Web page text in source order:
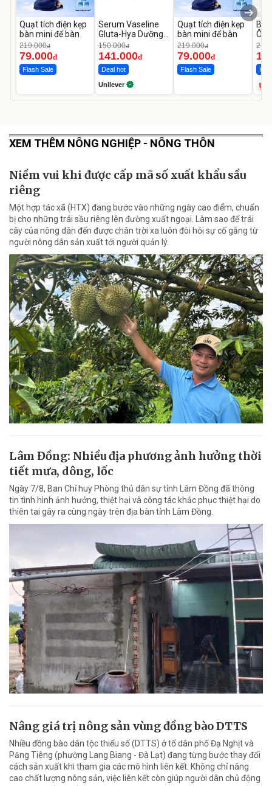
Quạt tích điện kẹp
bàn mini để bàn
219.000đ
79.000đ
Flash Sale
Serum Vaseline
Gluta-Hya Dưỡng
Da Sáng Mịn Sau 7
Ngày
150.000đ
141.000đ
Deal hot
Unilever
Quạt tích điện kẹp
bàn mini để bàn
219.000đ
79.000đ
Flash Sale
Ô
Hot
XEM THÊM NÔNG NGHIỆP - NÔNG THÔN
Niềm vui khi được cấp mã số xuất khẩu sầu
riêng
Một hợp tác xã (HTX) đang bước vào những ngày cao điểm, chuẩn
bị cho những trái sầu riêng lên đường xuất ngoại. Làm sao để trái
cây của nông dân đến được chân trời xa luôn đòi hỏi sự cố gắng từ
người nông dân sản xuất tới người quản lý.
Lâm Đồng: Nhiều địa phương ảnh hưởng thời
tiết mưa, dông, lốc
Ngày 7/8, Ban Chỉ huy Phòng thủ dân sự tỉnh Lâm Đồng đã thông
tin tình hình ảnh hưởng, thiệt hại và công tác khắc phục thiệt hại do
thiên tai gây ra cùng ngày trên địa bàn tỉnh Lâm Đồng.
Nâng giá trị nông sản vùng đồng bào DTTS
Nhiều đồng bào dân tộc thiểu số (DTTS) ở tổ dân phố Đạ Nghịt và
Păng Tiêng (phường Lang Biang - Đà Lạt) đang từng bước thay đổi
cách sản xuất khi tham gia các mô hình liên kết. Không chỉ nâng
cao chất lượng nông sản, việc liên kết còn giúp người dân chủ động